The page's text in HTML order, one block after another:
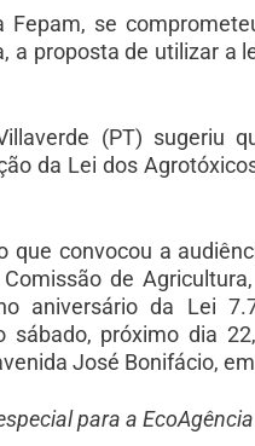
Fepam, se
a proposta de utilizar a
(PT) sugeriu
da Lei dos
que convocou a
de
aniversário da Lei
sábado, próximo dia
José Bonifácio,
para a